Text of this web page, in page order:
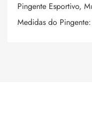
Pingente Esportivo,
Medidas do